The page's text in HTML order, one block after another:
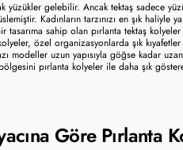
yüzükler gelebilir. Ancak tektaş sadece
Kadınların tarzınızı en şık haliyle
bir tasarıma sahip olan pırlanta tektaş
özel organizasyonlarda şık
modeller uzun yapısıyla göğse kadar
pırlanta kolyeler ile daha şık
Göre Pırlanta